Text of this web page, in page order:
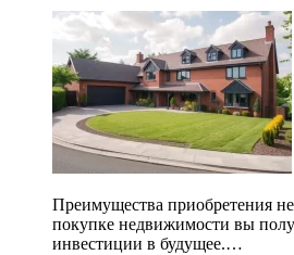
Преимущества приобретения
покупке недвижимости вы
инвестиции в будущее.…